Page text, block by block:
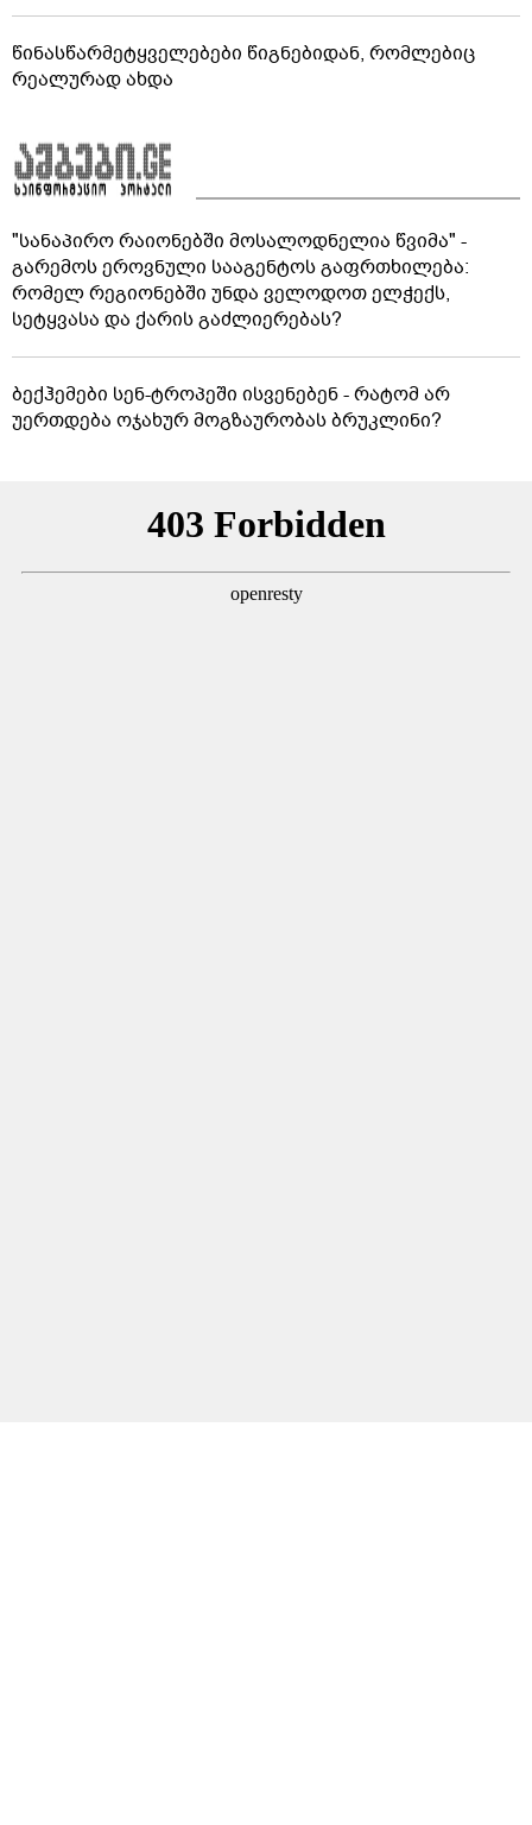
წინასწარმეტყველებები წიგნებიდან, რომლებიც
რეალურად ახდა
"სანაპირო რაიონებში მოსალოდნელია წვიმა" -
გარემოს ეროვნული სააგენტოს გაფრთხილება:
რომელ რეგიონებში უნდა ველოდოთ ელჭექს,
სეტყვასა და ქარის გაძლიერებას?
ბექჰემები სენ-ტროპეში ისვენებენ - რატომ არ
უერთდება ოჯახურ მოგზაურობას ბრუკლინი?